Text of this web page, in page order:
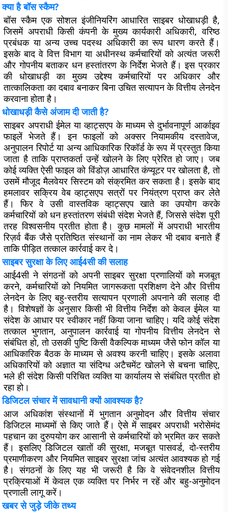
क्या है बॉस स्कैम?
बॉस स्कैम एक सोशल इंजीनियरिंग आधारित साइबर धोखाधड़ी है,
जिसमें अपराधी किसी कंपनी के मुख्य कार्यकारी अधिकारी, वरिष्ठ
प्रबंधक या अन्य उच्च पदस्थ अधिकारी का रूप धारण करते हैं।
इसके बाद वे वित्त विभाग या अधीनस्थ कर्मचारियों को अत्यंत जरूरी
और गोपनीय बताकर धन हस्तांतरण के निर्देश भेजते हैं। इस प्रकार
की धोखाधड़ी का मुख्य उद्देश्य कर्मचारियों पर अधिकार और
तात्कालिकता का दबाव बनाकर बिना उचित सत्यापन के वित्तीय लेनदेन
करवाना होता है।
धोखाधड़ी कैसे अंजाम दी जाती है?
साइबर अपराधी ईमेल या व्हाट्सएप के माध्यम से दुर्भावनापूर्ण आर्काइव
फाइलें भेजते हैं। इन फाइलों को अक्सर नियामकीय दस्तावेज,
अनुपालन रिपोर्ट या अन्य आधिकारिक रिकॉर्ड के रूप में प्रस्तुत किया
जाता है ताकि प्राप्तकर्ता उन्हें खोलने के लिए प्रेरित हो जाए। जब
कोई व्यक्ति ऐसी फाइल को विंडोज़ आधारित कंप्यूटर पर खोलता है, तो
उसमें मौजूद मैलवेयर सिस्टम को संक्रमित कर सकता है। इसके बाद
हमलावर सक्रिय वेब व्हाट्सएप सत्रों पर नियंत्रण प्राप्त कर लेते
हैं। फिर वे उसी वास्तविक व्हाट्सएप खाते का उपयोग करके
कर्मचारियों को धन हस्तांतरण संबंधी संदेश भेजते हैं, जिससे संदेश पूरी
तरह विश्वसनीय प्रतीत होता है। कुछ मामलों में अपराधी भारतीय
रिज़र्व बैंक जैसे प्रतिष्ठित संस्थानों का नाम लेकर भी दबाव बनाते हैं
ताकि पीड़ित तत्काल कार्रवाई कर दे।
साइबर सुरक्षा के लिए आई4सी की सलाह
आई4सी ने संगठनों को अपनी साइबर सुरक्षा प्रणालियों को मजबूत
करने, कर्मचारियों को नियमित जागरूकता प्रशिक्षण देने और वित्तीय
लेनदेन के लिए बहु-स्तरीय सत्यापन प्रणाली अपनाने की सलाह दी
है। विशेषज्ञों के अनुसार किसी भी वित्तीय निर्देश को केवल ईमेल या
संदेश के आधार पर स्वीकार नहीं किया जाना चाहिए। यदि कोई संदेश
तत्काल भुगतान, अनुपालन कार्रवाई या गोपनीय वित्तीय लेनदेन से
संबंधित हो, तो उसकी पुष्टि किसी वैकल्पिक माध्यम जैसे फोन कॉल या
आधिकारिक बैठक के माध्यम से अवश्य करनी चाहिए। इसके अलावा
अधिकारियों को अज्ञात या संदिग्ध अटैचमेंट खोलने से बचना चाहिए,
भले ही संदेश किसी परिचित व्यक्ति या कार्यालय से संबंधित प्रतीत हो
रहा हो।
डिजिटल संचार में सावधानी क्यों आवश्यक है?
आज अधिकांश संस्थानों में भुगतान अनुमोदन और वित्तीय संचार
डिजिटल माध्यमों से किए जाते हैं। ऐसे में साइबर अपराधी भरोसेमंद
पहचान का दुरुपयोग कर आसानी से कर्मचारियों को भ्रमित कर सकते
हैं। इसलिए डिजिटल खातों की सुरक्षा, मजबूत पासवर्ड, दो-स्तरीय
प्रमाणीकरण और नियमित साइबर सुरक्षा जांच अत्यंत आवश्यक हो गई
है। संगठनों के लिए यह भी जरूरी है कि वे संवेदनशील वित्तीय
प्रक्रियाओं में केवल एक व्यक्ति पर निर्भर न रहें और बहु-अनुमोदन
प्रणाली लागू करें।
खबर से जुड़े जीके तथ्य